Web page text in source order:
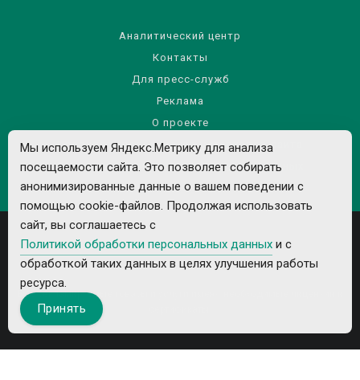
Аналитический центр
Контакты
Для пресс-служб
Реклама
О проекте
Правила использования материалов сайта
Политика обработки персональных данных
Все рекламируемые товары и услуги имеют необходимые лицензии и
Мы используем Яндекс.Метрику для анализа
посещаемости сайта. Это позволяет собирать
анонимизированные данные о вашем поведении с
помощью cookie-файлов. Продолжая использовать
сайт, вы соглашаетесь с
Политикой обработки персональных данных и с
обработкой таких данных в целях улучшения работы
ресурса.
Принять